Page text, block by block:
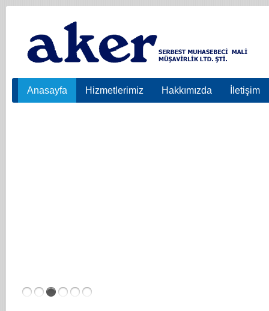
Anasayfa Hizmetlerimiz Hakkımızda İletişim